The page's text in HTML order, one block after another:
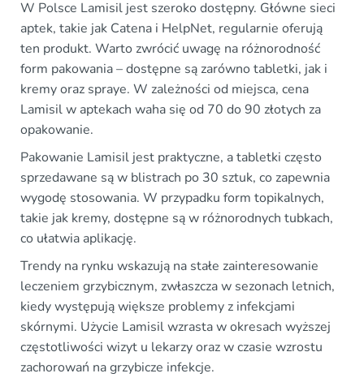
W Polsce Lamisil jest szeroko dostępny. Główne sieci
aptek, takie jak Catena i HelpNet, regularnie oferują
ten produkt. Warto zwrócić uwagę na różnorodność
form pakowania – dostępne są zarówno tabletki, jak i
kremy oraz spraye. W zależności od miejsca, cena
Lamisil w aptekach waha się od 70 do 90 złotych za
opakowanie.
Pakowanie Lamisil jest praktyczne, a tabletki często
sprzedawane są w blistrach po 30 sztuk, co zapewnia
wygodę stosowania. W przypadku form topikalnych,
takie jak kremy, dostępne są w różnorodnych tubkach,
co ułatwia aplikację.
Trendy na rynku wskazują na stałe zainteresowanie
leczeniem grzybicznym, zwłaszcza w sezonach letnich,
kiedy występują większe problemy z infekcjami
skórnymi. Użycie Lamisil wzrasta w okresach wyższej
częstotliwości wizyt u lekarzy oraz w czasie wzrostu
zachorowań na grzybicze infekcje.